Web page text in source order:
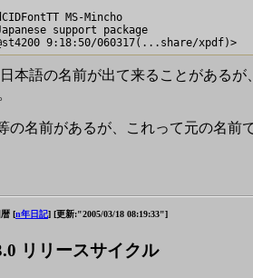
MS-Mincho
support package
本語の名前が出て来ることがある
の名前があるが、これって元の名前
暦 [n年日記] [更新:"2005/03/18 08:19:33"]
リリースサイクル